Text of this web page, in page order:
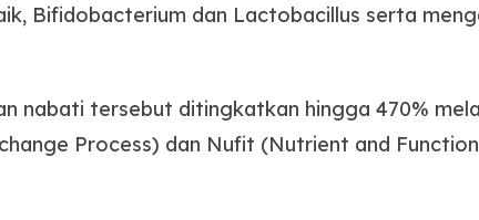
Bifidobacterium dan Lactobacillus serta
nabati tersebut ditingkatkan hingga 470%
Process) dan Nufit (Nutrient and